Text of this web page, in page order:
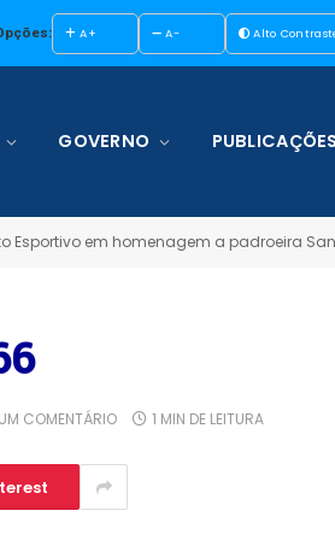
A+ A- Alto
GOVERNO PUBLICAÇÕES
Esportivo em homenagem a padroeira
COMENTÁRIO 1 MIN DE LEITURA